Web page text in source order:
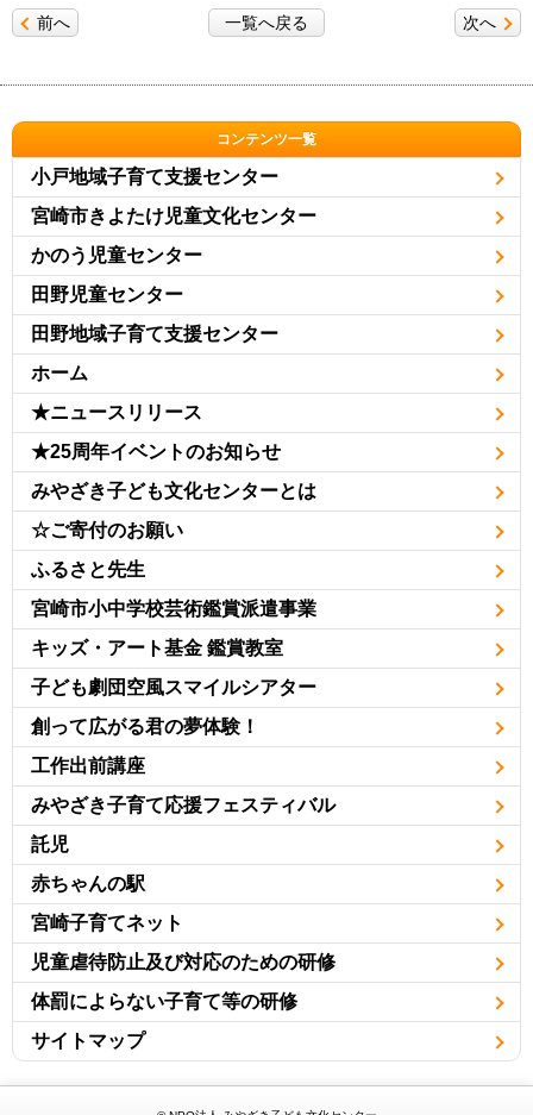
次へ
前へ 一覧へ戻る
コンテンツ一覧
小戸地域子育て支援センター
宮崎市きよたけ児童文化センター
かのう児童センター
田野児童センター
田野地域子育て支援センター
ホーム
★ニュースリリース
★25周年イベントのお知らせ
みやざき子ども文化センターとは
☆ご寄付のお願い
ふるさと先生
宮崎市小中学校芸術鑑賞派遣事業
キッズ・アート基金 鑑賞教室
子ども劇団空風スマイルシアター
創って広がる君の夢体験！
工作出前講座
みやざき子育て応援フェスティバル
託児
赤ちゃんの駅
宮崎子育てネット
児童虐待防止及び対応のための研修
体罰によらない子育て等の研修
サイトマップ